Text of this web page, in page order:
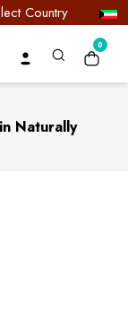
Country
0
Naturally